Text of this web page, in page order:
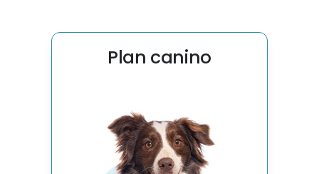
Plan canino